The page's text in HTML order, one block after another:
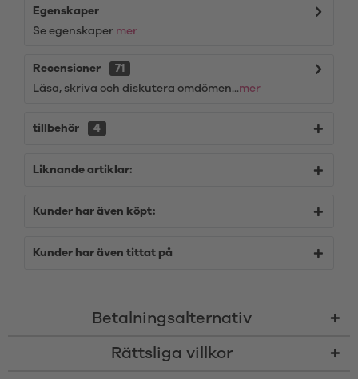
Egenskaper
Se egenskaper mer
Recensioner
71
Läsa, skriva och diskutera omdömen...mer
tillbehör 4
Liknande artiklar:
Kunder har även köpt:
Kunder har även tittat på
Betalningsalternativ
Rättsliga villkor